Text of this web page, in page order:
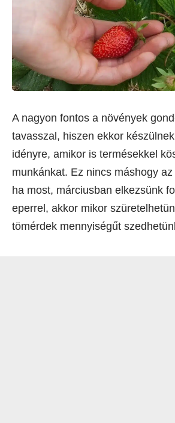
A nagyon fontos a növények
tavasszal, hiszen ekkor
idényre, amikor is termésekkel
munkánkat. Ez nincs máshogy
ha most, márciusban elkezsünk
eperrel, akkor mikor
tömérdek mennyiségűt